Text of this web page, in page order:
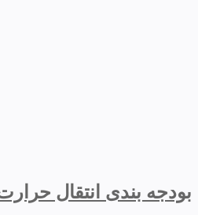
بودجه بندی انتقال حرارت